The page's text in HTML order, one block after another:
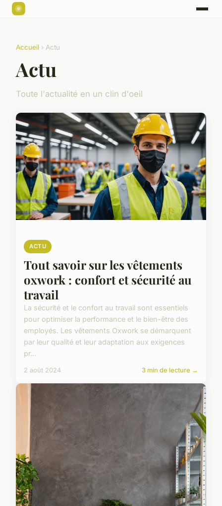
Accueil › Actu
Actu
Toute l'actualité en un clin d'oeil
ACTU
Tout savoir sur les vêtements
oxwork : confort et sécurité au
travail
La sécurité et le confort au travail sont essentiels
pour optimiser la performance et le bien-être des
employés. Les vêtements Oxwork se démarquent
par leur qualité et leur adaptation aux exigences
pr...
2 août 2024 3 min de lecture →